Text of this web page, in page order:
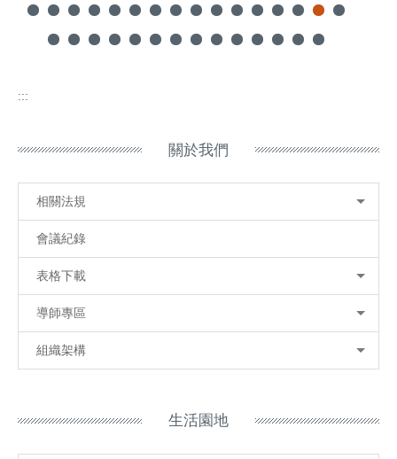
:::
關於我們
相關法規
會議紀錄
表格下載
導師專區
組織架構
生活園地